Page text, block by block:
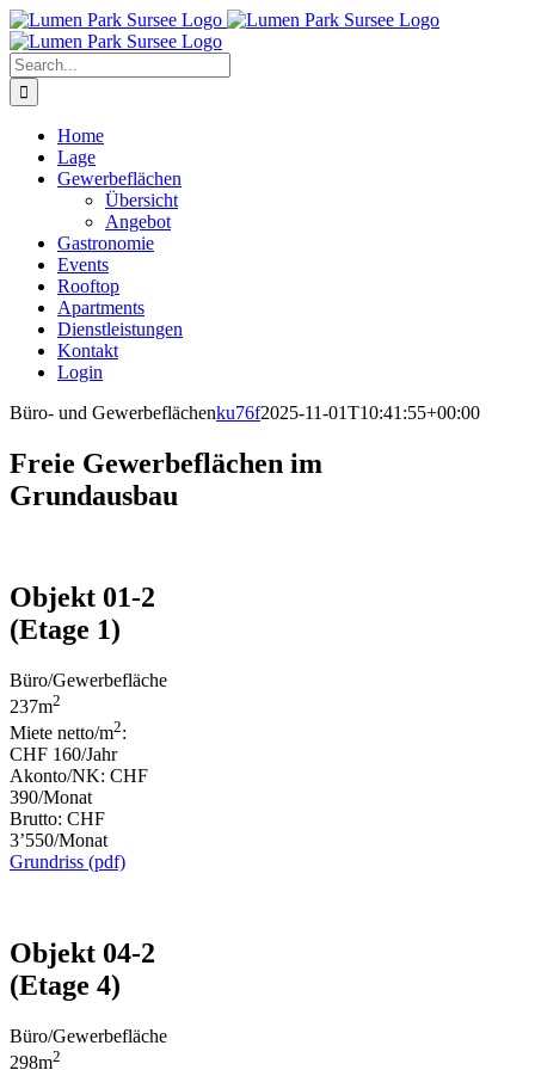
Skip
to
content
Search
for:
Home
Lage
Gewerbeflächen
Übersicht
Angebot
Gastronomie
Events
Rooftop
Apartments
Dienstleistungen
Kontakt
Login
Büro- und Gewerbeflächenku76f2025-11-01T10:41:55+00:00
Freie Gewerbeflächen im
Grundausbau
Objekt 01-2
(Etage 1)
Büro/Gewerbefläche
237m2
Miete netto/m2:
CHF 160/Jahr
Akonto/NK: CHF
390/Monat
Brutto: CHF
3’550/Monat
Grundriss (pdf)
Objekt 04-2
(Etage 4)
Büro/Gewerbefläche
298m2